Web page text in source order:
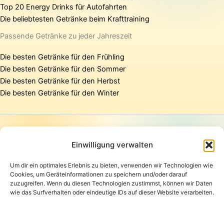
Einwilligung verwalten
Um dir ein optimales Erlebnis zu bieten, verwenden wir Technologien wie
Cookies, um Geräteinformationen zu speichern und/oder darauf
zuzugreifen. Wenn du diesen Technologien zustimmst, können wir Daten
wie das Surfverhalten oder eindeutige IDs auf dieser Website verarbeiten.
Top 20 Energy Drinks für Autofahrten
Die beliebtesten Getränke beim Krafttraining
Passende Getränke zu jeder Jahreszeit
Die besten Getränke für den Frühling
Die besten Getränke für den Sommer
Die besten Getränke für den Herbst
Die besten Getränke für den Winter
Presse
Datenschutzerklärung
AGB
Widerrufsbelehrung